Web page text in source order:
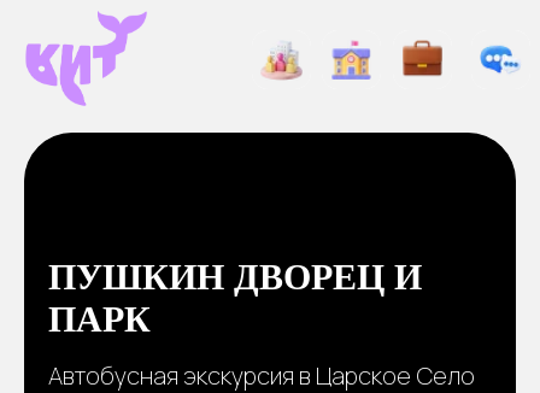
ПУШКИН ДВОРЕЦ И
ПАРК
Автобусная экскурсия в Царское Село